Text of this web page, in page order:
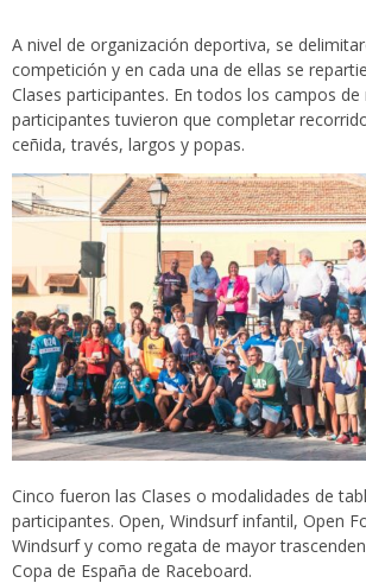
A nivel de organización deportiva, se
competición y en cada una de ellas se
Clases participantes. En todos los campos de
participantes tuvieron que completar
ceñida, través, largos y popas.
Cinco fueron las Clases o modalidades de
participantes. Open, Windsurf infantil, Open
Windsurf y como regata de mayor
Copa de España de Raceboard.